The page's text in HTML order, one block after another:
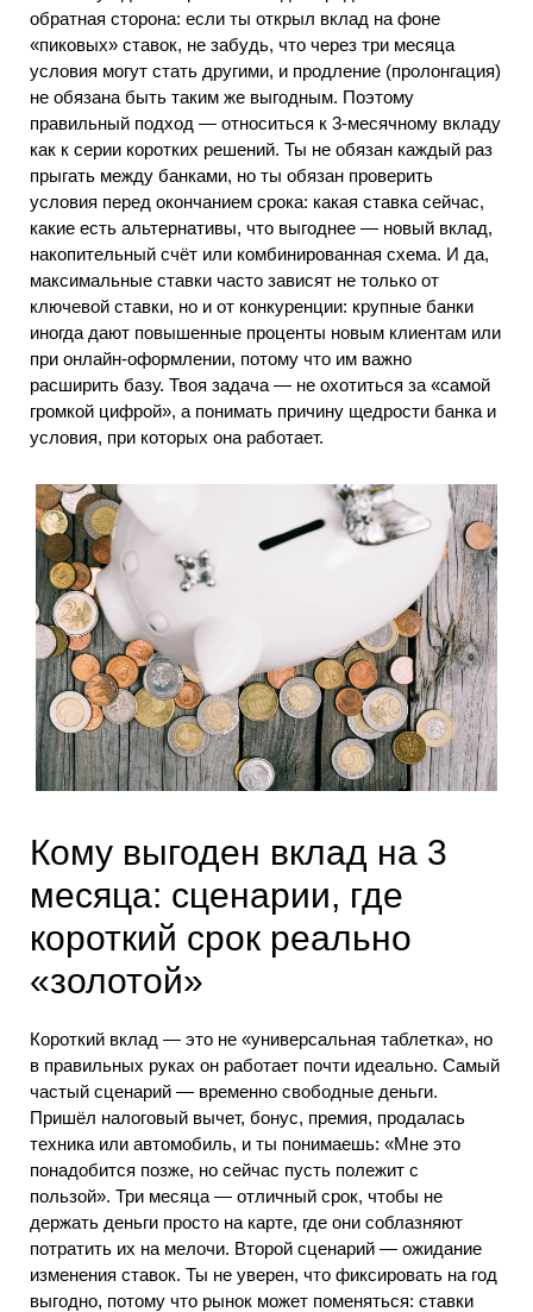
обратная сторона: если ты открыл вклад на фоне
«пиковых» ставок, не забудь, что через три месяца
условия могут стать другими, и продление (пролонгация)
не обязана быть таким же выгодным. Поэтому
правильный подход — относиться к 3-месячному вкладу
как к серии коротких решений. Ты не обязан каждый раз
прыгать между банками, но ты обязан проверить
условия перед окончанием срока: какая ставка сейчас,
какие есть альтернативы, что выгоднее — новый вклад,
накопительный счёт или комбинированная схема. И да,
максимальные ставки часто зависят не только от
ключевой ставки, но и от конкуренции: крупные банки
иногда дают повышенные проценты новым клиентам или
при онлайн-оформлении, потому что им важно
расширить базу. Твоя задача — не охотиться за «самой
громкой цифрой», а понимать причину щедрости банка и
условия, при которых она работает.
Кому выгоден вклад на 3
месяца: сценарии, где
короткий срок реально
«золотой»
Короткий вклад — это не «универсальная таблетка», но
в правильных руках он работает почти идеально. Самый
частый сценарий — временно свободные деньги.
Пришёл налоговый вычет, бонус, премия, продалась
техника или автомобиль, и ты понимаешь: «Мне это
понадобится позже, но сейчас пусть полежит с
пользой». Три месяца — отличный срок, чтобы не
держать деньги просто на карте, где они соблазняют
потратить их на мелочи. Второй сценарий — ожидание
изменения ставок. Ты не уверен, что фиксировать на год
выгодно, потому что рынок может поменяться: ставки